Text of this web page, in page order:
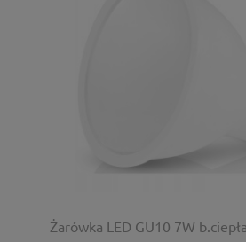
Żarówka LED GU10 7W b.ciepła